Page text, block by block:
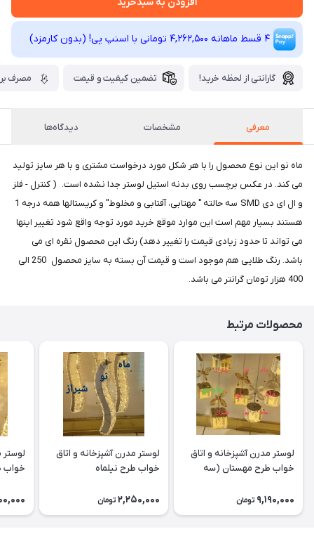
4 قسط ماهانه 4,262,500 تومانی با اسنپ ‌پی! (بدون کارمزد)
گارانتی از لحظه خرید! تضمین کیفیت و قیمت مصرف
معرفی مشخصات دیدگاه‌ها
ماه نو این نوع محصول را با هر شکل مورد درخواست مشتری و با هر سایز تولید
می کند. در عکس برچسب روی بدنه استیل لوستر جدا نشده است. ( کنترل - فلز
و ال ای دی SMD سه حالته " مهتابی، آفتابی و مخلوط" و کریستالها همه درجه 1
هستند بسیار مهم است این موارد موقع خرید مورد توجه واقع شود تغییر اینها
می تواند تا حدود زیادی قیمت را تغییر دهد) رنگ این محصول نقره ای می
باشد. رنگ طلایی هم موجود است و قیمت آن بسته به سایز محصول 250 الی
400 هزار تومان گرانتر می باشد.
محصولات مرتبط
لوستر مدرن آشپزخانه و اتاق
خواب طرح مهستان (سه
9,190,000 تومان
لوستر مدرن آشپزخانه و اتاق
خواب طرح نیلماه
2,250,000 تومان
لوستر
خواب